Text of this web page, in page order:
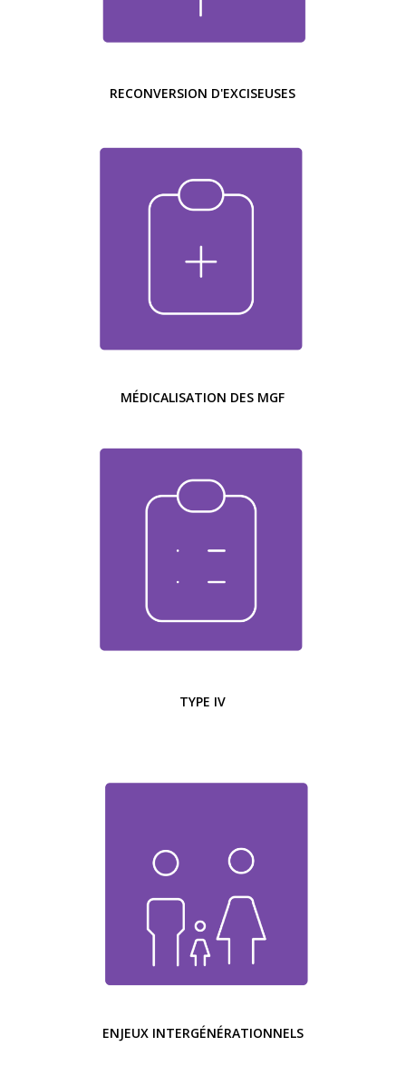
RECONVERSION D'EXCISEUSES
MÉDICALISATION DES MGF
TYPE IV
ENJEUX INTERGÉNÉRATIONNELS